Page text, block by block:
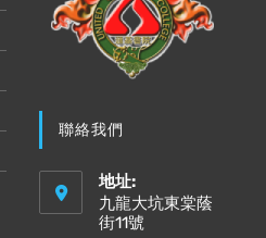
聯絡我們
地址:
九龍大坑東棠蔭
街11號